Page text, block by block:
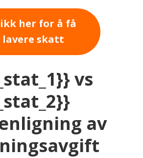
her for å få
lavere skatt
vs
av